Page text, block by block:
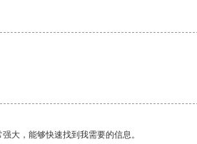
大，能够快速找到我需要的信息。